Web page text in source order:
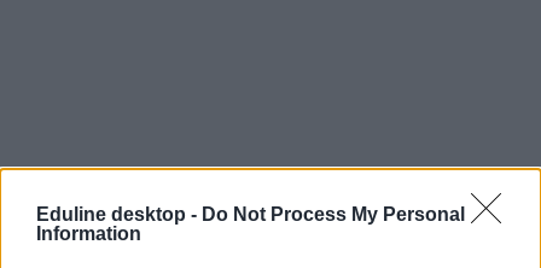
Eduline desktop - Do Not Process My Personal
Information